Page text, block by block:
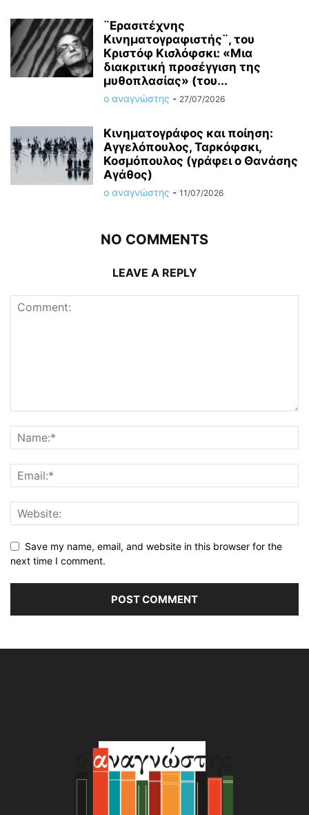
¨Ερασιτέχνης
Κινηματογραφιστής¨, του
Κριστόφ Κισλόφσκι: «Μια
διακριτική προσέγγιση της
μυθοπλασίας» (του...
ο αναγνώστης - 27/07/2026
Κινηματογράφος και ποίηση:
Αγγελόπουλος, Ταρκόφσκι,
Koσμόπουλος (γράφει ο Θανάσης
Αγάθος)
ο αναγνώστης - 11/07/2026
NO COMMENTS
LEAVE A REPLY
Save my name, email, and website in this browser for the
next time I comment.